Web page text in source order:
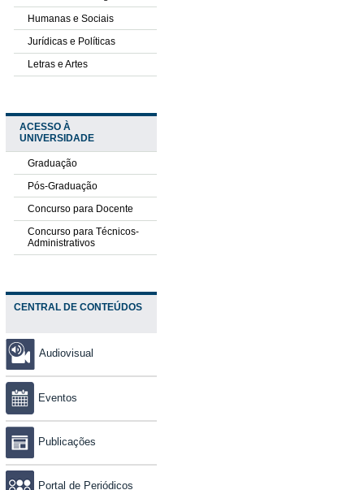
Humanas e Sociais
Jurídicas e Políticas
Letras e Artes
ACESSO À
UNIVERSIDADE
Graduação
Pós-Graduação
Concurso para Docente
Concurso para Técnicos-
Administrativos
CENTRAL DE CONTEÚDOS
Audiovisual
Eventos
Publicações
Portal de Periódicos